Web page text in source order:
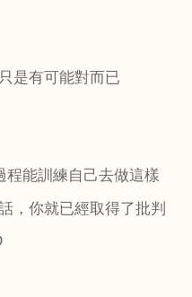
是有可能對而已
程能訓練自己去做這樣
，你就已經取得了批判